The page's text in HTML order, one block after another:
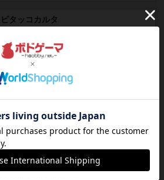
ピタッコカルタ
約6時間前 by みいやん
画像付き 充実
ベネボレンス女王は、忠実な臣民を称えるための
約7時間前by jurong
画像付き 充実
フラットアイアン
1~2人に限定された、エンジンビルド系のシステ